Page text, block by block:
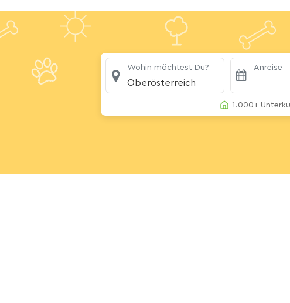
Wohin möchtest Du?
Oberösterreich
Anreise
1.000+